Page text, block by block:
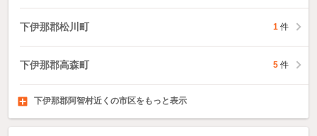
下伊那郡松川町 1 件
下伊那郡高森町 5 件
東筑摩郡山形村14件
北安曇郡松川村3件
北安曇郡白馬村1件
下伊那郡阿智村近くの市区をもっと表示